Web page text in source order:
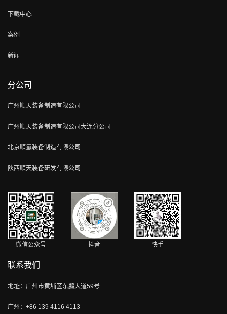
下载中心
案例
新闻
分公司
广州顺天装备制造有限公司
广州顺天装备制造有限公司大连分公司
北京顺氢装备制造有限公司
陕西顺天装备研发有限公司
微信公众号 抖音 快手
联系我们
地址：广州市黄埔区东鹏大道59号
广州：+86 139 4116 4113